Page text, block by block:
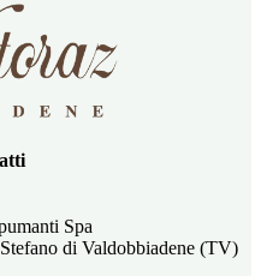
Spa
di Valdobbiadene (TV)